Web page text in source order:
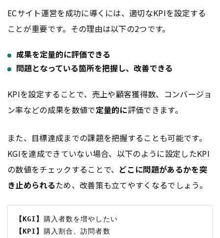
ECサイト運営を成功に導くには、適切なKPIを設定する
ことが重要です。その理由は以下の2つです。
成果を定量的に評価できる
問題となっている箇所を把握し、改善できる
KPIを設定することで、売上や顧客獲得数、コンバージョ
ン率などの成果を数値で定量的に評価できます。
また、目標達成までの課題を把握することも可能です。
KGIを達成できていない場合、以下のように設定したKPI
の数値をチェックすることで、 どこに問題があるかを突
き止められるため、改善策も立てやすくなるでしょう。
【KGI】
【KPI】 購入割合、訪問者数